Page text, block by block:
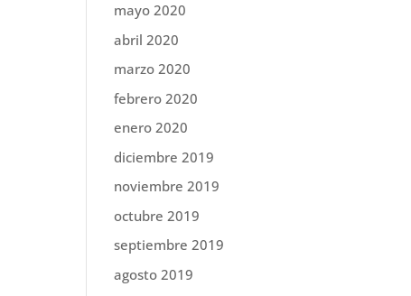
mayo 2020
abril 2020
marzo 2020
febrero 2020
enero 2020
diciembre 2019
noviembre 2019
octubre 2019
septiembre 2019
agosto 2019